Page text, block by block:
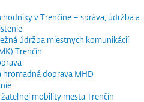
v Trenčíne – správa, údržba a
údržba miestnych komunikácií
Trenčín
hromadná doprava MHD
mobility mesta Trenčín